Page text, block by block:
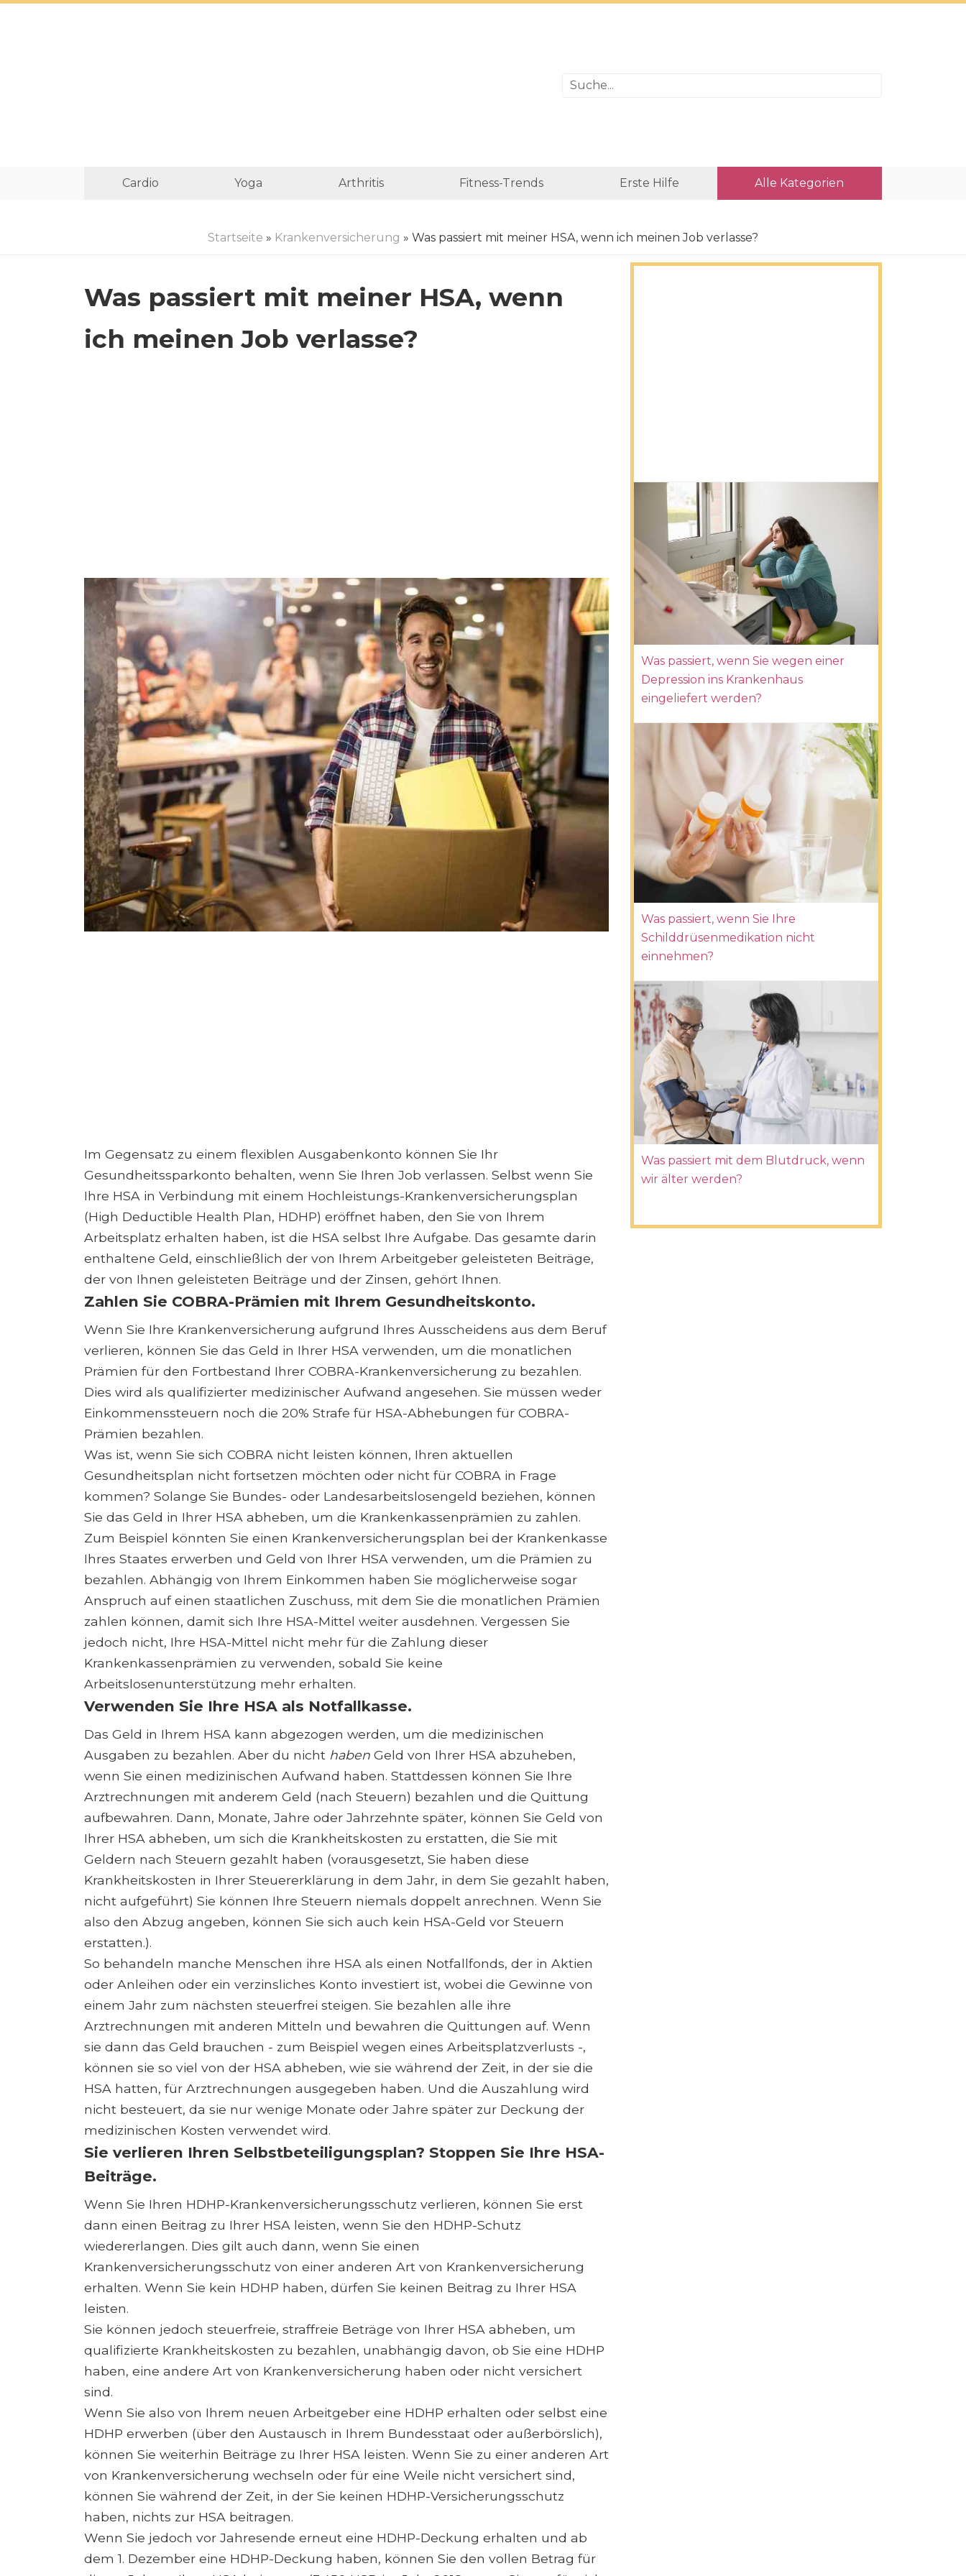
Cardio Yoga Arthritis Fitness-Trends Erste Hilfe Alle Kategorien
Startseite » Krankenversicherung » Was passiert mit meiner HSA, wenn ich meinen Job verlasse?
Was passiert mit meiner HSA, wenn
ich meinen Job verlasse?
Im Gegensatz zu einem flexiblen Ausgabenkonto können Sie Ihr
Gesundheitssparkonto behalten, wenn Sie Ihren Job verlassen. Selbst wenn Sie
Ihre HSA in Verbindung mit einem Hochleistungs-Krankenversicherungsplan
(High Deductible Health Plan, HDHP) eröffnet haben, den Sie von Ihrem
Arbeitsplatz erhalten haben, ist die HSA selbst Ihre Aufgabe. Das gesamte darin
enthaltene Geld, einschließlich der von Ihrem Arbeitgeber geleisteten Beiträge,
der von Ihnen geleisteten Beiträge und der Zinsen, gehört Ihnen.
Zahlen Sie COBRA-Prämien mit Ihrem Gesundheitskonto.
Wenn Sie Ihre Krankenversicherung aufgrund Ihres Ausscheidens aus dem Beruf
verlieren, können Sie das Geld in Ihrer HSA verwenden, um die monatlichen
Prämien für den Fortbestand Ihrer COBRA-Krankenversicherung zu bezahlen.
Dies wird als qualifizierter medizinischer Aufwand angesehen. Sie müssen weder
Einkommenssteuern noch die 20% Strafe für HSA-Abhebungen für COBRA-
Prämien bezahlen.
Was ist, wenn Sie sich COBRA nicht leisten können, Ihren aktuellen
Gesundheitsplan nicht fortsetzen möchten oder nicht für COBRA in Frage
kommen? Solange Sie Bundes- oder Landesarbeitslosengeld beziehen, können
Sie das Geld in Ihrer HSA abheben, um die Krankenkassenprämien zu zahlen.
Zum Beispiel könnten Sie einen Krankenversicherungsplan bei der Krankenkasse
Ihres Staates erwerben und Geld von Ihrer HSA verwenden, um die Prämien zu
bezahlen. Abhängig von Ihrem Einkommen haben Sie möglicherweise sogar
Anspruch auf einen staatlichen Zuschuss, mit dem Sie die monatlichen Prämien
zahlen können, damit sich Ihre HSA-Mittel weiter ausdehnen. Vergessen Sie
jedoch nicht, Ihre HSA-Mittel nicht mehr für die Zahlung dieser
Krankenkassenprämien zu verwenden, sobald Sie keine
Arbeitslosenunterstützung mehr erhalten.
Verwenden Sie Ihre HSA als Notfallkasse.
Das Geld in Ihrem HSA kann abgezogen werden, um die medizinischen
Ausgaben zu bezahlen. Aber du nicht haben Geld von Ihrer HSA abzuheben,
wenn Sie einen medizinischen Aufwand haben. Stattdessen können Sie Ihre
Arztrechnungen mit anderem Geld (nach Steuern) bezahlen und die Quittung
aufbewahren. Dann, Monate, Jahre oder Jahrzehnte später, können Sie Geld von
Ihrer HSA abheben, um sich die Krankheitskosten zu erstatten, die Sie mit
Geldern nach Steuern gezahlt haben (vorausgesetzt, Sie haben diese
Krankheitskosten in Ihrer Steuererklärung in dem Jahr, in dem Sie gezahlt haben,
nicht aufgeführt) Sie können Ihre Steuern niemals doppelt anrechnen. Wenn Sie
also den Abzug angeben, können Sie sich auch kein HSA-Geld vor Steuern
erstatten.).
So behandeln manche Menschen ihre HSA als einen Notfallfonds, der in Aktien
oder Anleihen oder ein verzinsliches Konto investiert ist, wobei die Gewinne von
einem Jahr zum nächsten steuerfrei steigen. Sie bezahlen alle ihre
Arztrechnungen mit anderen Mitteln und bewahren die Quittungen auf. Wenn
sie dann das Geld brauchen - zum Beispiel wegen eines Arbeitsplatzverlusts -,
können sie so viel von der HSA abheben, wie sie während der Zeit, in der sie die
HSA hatten, für Arztrechnungen ausgegeben haben. Und die Auszahlung wird
nicht besteuert, da sie nur wenige Monate oder Jahre später zur Deckung der
medizinischen Kosten verwendet wird.
Sie verlieren Ihren Selbstbeteiligungsplan? Stoppen Sie Ihre HSA-
Beiträge.
Wenn Sie Ihren HDHP-Krankenversicherungsschutz verlieren, können Sie erst
dann einen Beitrag zu Ihrer HSA leisten, wenn Sie den HDHP-Schutz
wiedererlangen. Dies gilt auch dann, wenn Sie einen
Krankenversicherungsschutz von einer anderen Art von Krankenversicherung
erhalten. Wenn Sie kein HDHP haben, dürfen Sie keinen Beitrag zu Ihrer HSA
leisten.
Sie können jedoch steuerfreie, straffreie Beträge von Ihrer HSA abheben, um
qualifizierte Krankheitskosten zu bezahlen, unabhängig davon, ob Sie eine HDHP
haben, eine andere Art von Krankenversicherung haben oder nicht versichert
sind.
Wenn Sie also von Ihrem neuen Arbeitgeber eine HDHP erhalten oder selbst eine
HDHP erwerben (über den Austausch in Ihrem Bundesstaat oder außerbörslich),
können Sie weiterhin Beiträge zu Ihrer HSA leisten. Wenn Sie zu einer anderen Art
von Krankenversicherung wechseln oder für eine Weile nicht versichert sind,
können Sie während der Zeit, in der Sie keinen HDHP-Versicherungsschutz
haben, nichts zur HSA beitragen.
Wenn Sie jedoch vor Jahresende erneut eine HDHP-Deckung erhalten und ab
dem 1. Dezember eine HDHP-Deckung haben, können Sie den vollen Betrag für
Was passiert, wenn Sie wegen einer
Depression ins Krankenhaus
eingeliefert werden?
Was passiert, wenn Sie Ihre
Schilddrüsenmedikation nicht
einnehmen?
Was passiert mit dem Blutdruck, wenn
wir älter werden?